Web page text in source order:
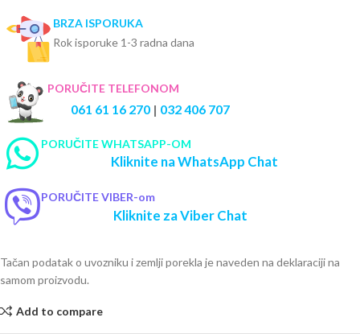
BRZA ISPORUKA
Rok isporuke 1-3 radna dana
PORUČITE TELEFONOM
061 61 16 270 | 032 406 707
PORUČITE WHATSAPP-OM
Kliknite na WhatsApp Chat
PORUČITE VIBER-om
Kliknite za Viber Chat
Tačan podatak o uvozniku i zemlji porekla je naveden na deklaraciji na
samom proizvodu.
Add to compare